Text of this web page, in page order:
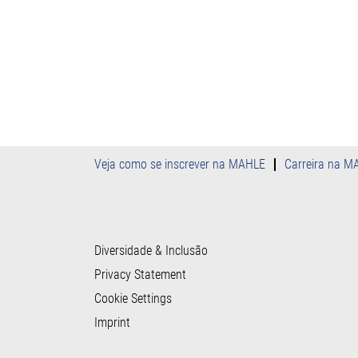
Veja como se inscrever na MAHLE Carreira na
Diversidade & Inclusão
Privacy Statement
Cookie Settings
Imprint